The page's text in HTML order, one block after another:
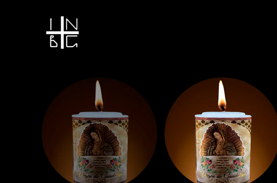
Vela encendida